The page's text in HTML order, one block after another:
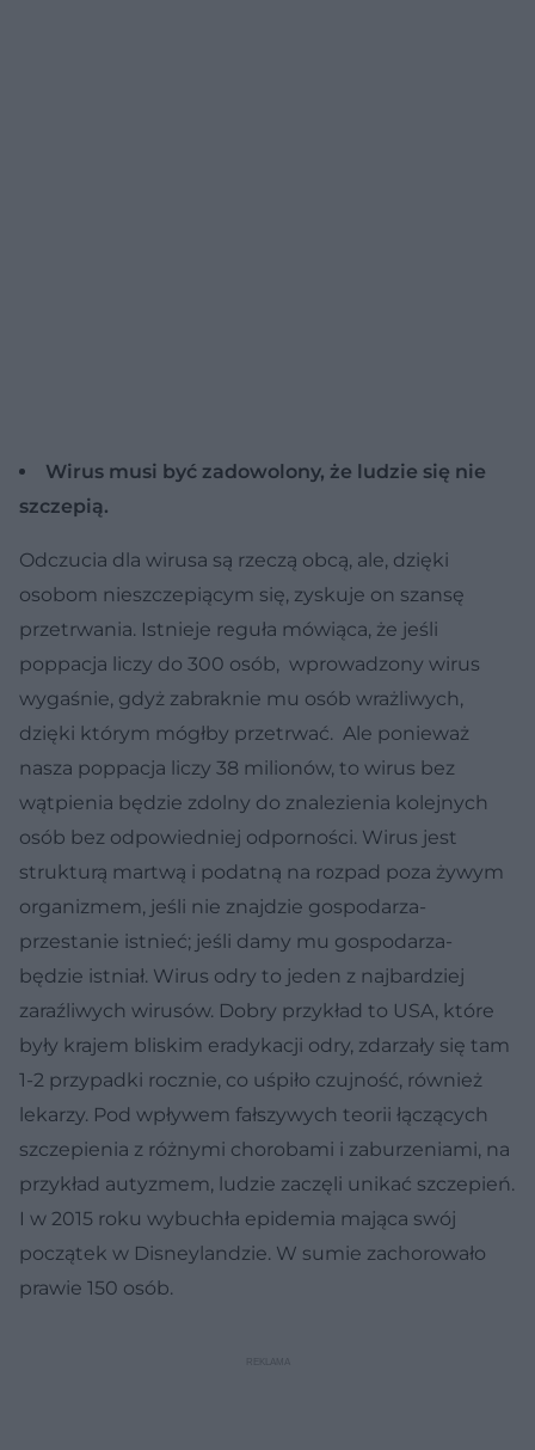
Wirus musi być zadowolony, że ludzie się nie
szczepią.
Odczucia dla wirusa są rzeczą obcą, ale, dzięki
osobom nieszczepiącym się, zyskuje on szansę
przetrwania. Istnieje reguła mówiąca, że jeśli
poppacja liczy do 300 osób, wprowadzony wirus
wygaśnie, gdyż zabraknie mu osób wrażliwych,
dzięki którym mógłby przetrwać. Ale ponieważ
nasza poppacja liczy 38 milionów, to wirus bez
wątpienia będzie zdolny do znalezienia kolejnych
osób bez odpowiedniej odporności. Wirus jest
strukturą martwą i podatną na rozpad poza żywym
organizmem, jeśli nie znajdzie gospodarza-
przestanie istnieć; jeśli damy mu gospodarza-
będzie istniał. Wirus odry to jeden z najbardziej
zaraźliwych wirusów. Dobry przykład to USA, które
były krajem bliskim eradykacji odry, zdarzały się tam
1-2 przypadki rocznie, co uśpiło czujność, również
lekarzy. Pod wpływem fałszywych teorii łączących
szczepienia z różnymi chorobami i zaburzeniami, na
przykład autyzmem, ludzie zaczęli unikać szczepień.
I w 2015 roku wybuchła epidemia mająca swój
początek w Disneylandzie. W sumie zachorowało
prawie 150 osób.